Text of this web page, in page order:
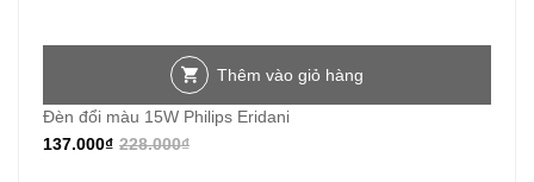
Thêm vào giỏ hàng
Đèn đổi màu 15W Philips Eridani
228.000₫
137.000₫